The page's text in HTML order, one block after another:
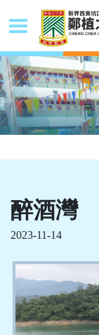
醉酒灣
2023-11-14